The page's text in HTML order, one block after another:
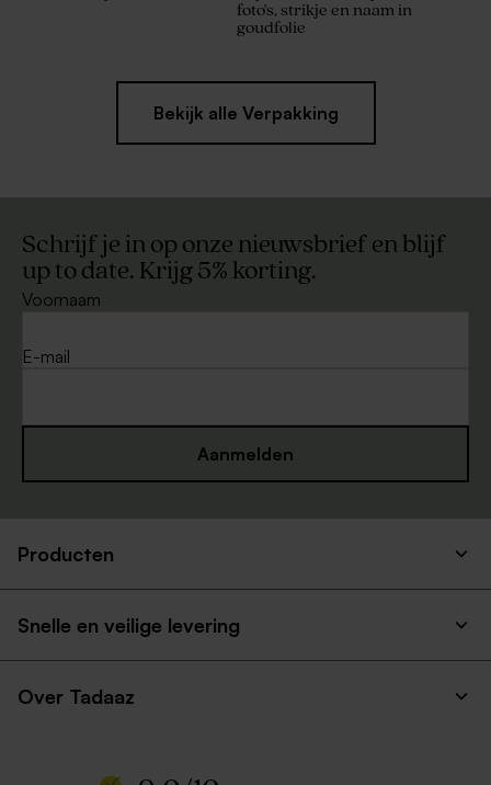
foto's, strikje en naam in
goudfolie
Bekijk alle Verpakking
Schrijf je in op onze nieuwsbrief en blijf
up to date. Krijg 5% korting.
Voornaam
E-mail
Aanmelden
Producten
Snelle en veilige levering
Over Tadaaz